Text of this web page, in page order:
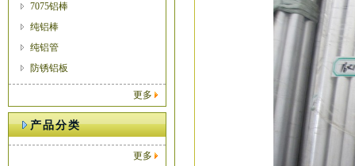
7075铝棒
纯铝棒
纯铝管
防锈铝板
更多
产品分类
更多